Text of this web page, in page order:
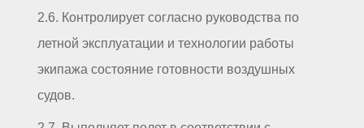
2.6. Контролирует согласно руководства по
летной эксплуатации и технологии работы
экипажа состояние готовности воздушных
судов.